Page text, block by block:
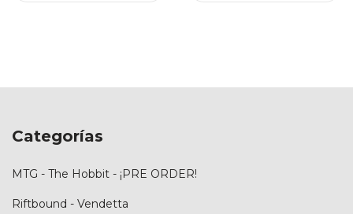
Categorías
MTG - The Hobbit - ¡PRE ORDER!
Riftbound - Vendetta